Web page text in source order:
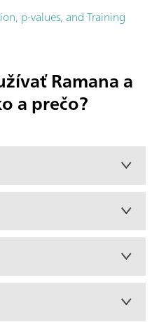
p-values, and Training
Ramana a
a prečo?